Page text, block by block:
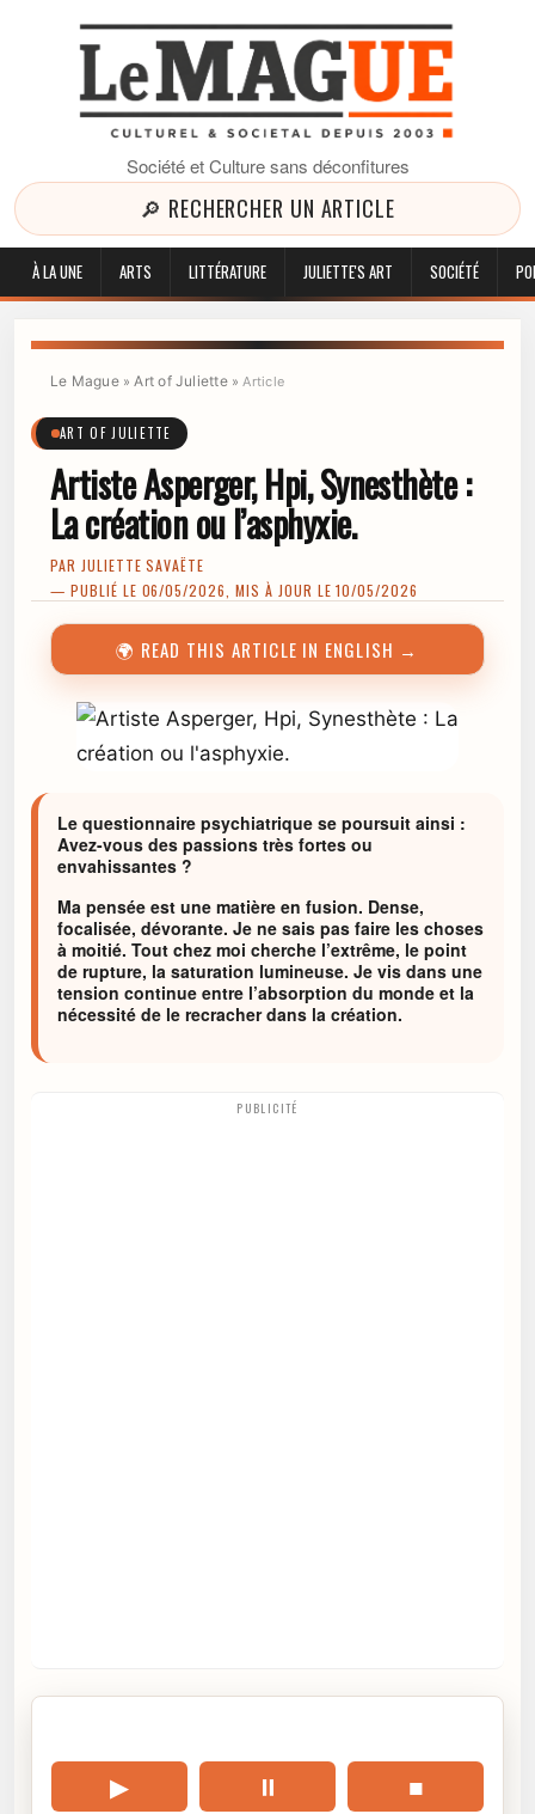
Société et Culture sans déconfitures
🔎 RECHERCHER UN ARTICLE
À LA UNE ARTS LITTÉRATURE JULIETTE'S ART SOCIÉTÉ
Le Mague»Art of Juliette »Article
ART OF JULIETTE
Artiste Asperger, Hpi, Synesthète :
La création ou l’asphyxie.
PAR JULIETTE SAVAËTE
— PUBLIÉ LE 06/05/2026, MIS À JOUR LE 10/05/2026
🌍 READ THIS ARTICLE IN ENGLISH →
Le questionnaire psychiatrique se poursuit ainsi :
Avez-vous des passions très fortes ou
envahissantes ?
Ma pensée est une matière en fusion. Dense,
focalisée, dévorante. Je ne sais pas faire les choses
à moitié. Tout chez moi cherche l’extrême, le point
de rupture, la saturation lumineuse. Je vis dans une
tension continue entre l’absorption du monde et la
nécessité de le recracher dans la création.
PUBLICITÉ
▶ ⏸ ■